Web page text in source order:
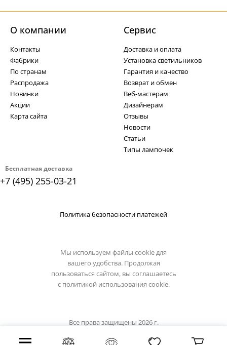
Бесплатная доставка
+7 (495) 255-03-21
О компании
Контакты
Фабрики
По странам
Распродажа
Новинки
Акции
Карта сайта
Cервис
Доставка и оплата
Установка светильников
Гарантия и качество
Возврат и обмен
Веб-мастерам
Дизайнерам
Отзывы
Новости
Статьи
Типы лампочек
Политика безопасности платежей
Мы используем файлы cookie для
вашего удобства. Продолжая
пользоваться сайтом, вы соглашаетесь
с политикой использования cookie.
Все права защищены 2026 г.